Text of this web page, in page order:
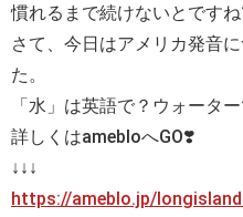
慣れるまで続けないとです
さて、今日はアメリカ発音
た。
「水」は英語で？ウォータ
詳しくはamebloへGO❣️
↓↓↓
https://ameblo.jp/